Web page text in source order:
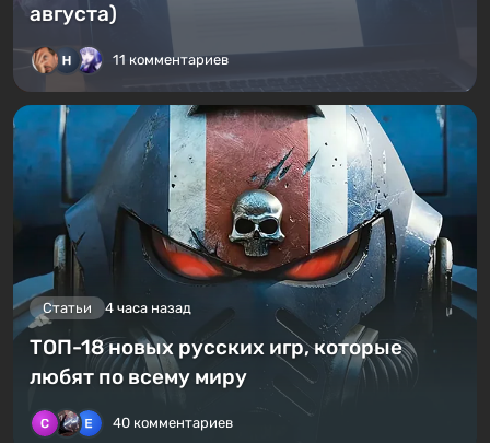
августа)
11 комментариев
Статьи 4 часа назад
ТОП-18 новых русских игр, которые
любят по всему миру
40 комментариев